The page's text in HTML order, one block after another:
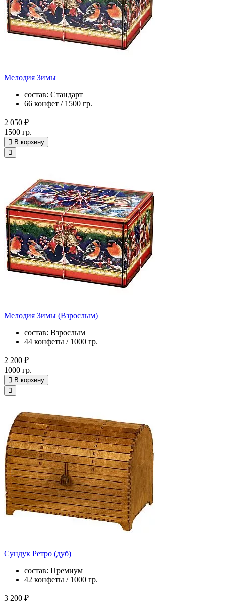
Мелодия Зимы
состав: Стандарт
66 конфет / 1500 гр.
2 050 ₽
1500 гр.
В корзину
Мелодия Зимы (Взрослым)
состав: Взрослым
44 конфеты / 1000 гр.
2 200 ₽
1000 гр.
В корзину
Сундук Ретро (дуб)
состав: Премиум
42 конфеты / 1000 гр.
3 200 ₽